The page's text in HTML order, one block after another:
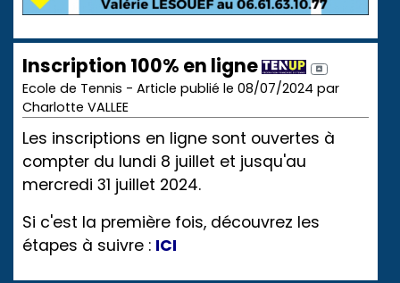
Inscription 100% en ligne
Ecole de Tennis - Article publié le 08/07/2024 par
Charlotte VALLEE
Les inscriptions en ligne sont ouvertes à
compter du lundi 8 juillet et jusqu'au
mercredi 31 juillet 2024.
Si c'est la première fois, découvrez les
étapes à suivre : ICI